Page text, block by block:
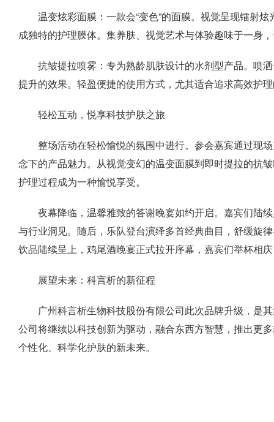
温变炫彩面膜：一款会“变色”的面膜。视觉呈现镭射
成独特的护理膜体。集养肤、视觉艺术与体验趣味于一身
抗皱提拉喷雾：专为熟龄肌肤设计的水剂型产品。喷
提升的效果。轻盈便捷的使用方式，尤其适合追求高效护
轻松互动，悦享科技护肤之旅
整场活动在轻松愉悦的氛围中进行。参会嘉宾通过现
念下的产品魅力。从视觉变幻的温变面膜到即时提拉的抗
护理过程成为一种愉悦享受。
夜幕降临，温馨雅致的答谢晚宴如约开启。嘉宾们陆
与行业洞见。随后，乐队登台演绎多首经典曲目，舒缓旋
饮品陆续呈上，鸡尾酒晚宴正式拉开序幕，嘉宾们举杯相
展望未来：科言析的新征程
广州科言析生物科技股份有限公司此次品牌升级，是
公司将继续以科技创新为驱动，融合东西方智慧，推出更
个性化、科学化护肤的新未来。